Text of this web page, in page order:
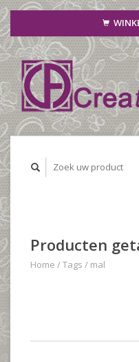
Producten
Home /Tags / mal